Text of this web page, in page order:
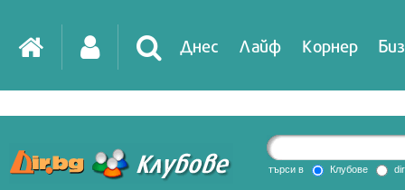
Днес Лайф Корнер
DirTV Impressio
търси в Клубове